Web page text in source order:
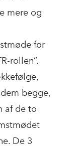
mere og
for
rollen”.
begge,
af de to
De 3